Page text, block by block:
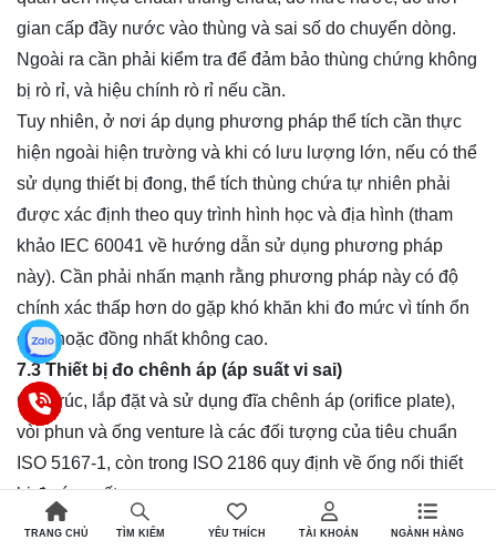
gian cấp đầy nước vào thùng và sai số do chuyển dòng.
Ngoài ra cần phải kiểm tra để đảm bảo thùng chứng không
bị rò rỉ, và hiệu chính rò rỉ nếu cần.
Tuy nhiên, ở nơi áp dụng phương pháp thể tích cần thực
hiện ngoài hiện trường và khi có lưu lượng lớn, nếu có thể
sử dụng thiết bị đong, thể tích thùng chứa tự nhiên phải
được xác định theo quy trình hình học và địa hình (tham
khảo IEC 60041 về hướng dẫn sử dụng phương pháp
này). Cần phải nhấn mạnh rằng phương pháp này có độ
chính xác thấp hơn do gặp khó khăn khi đo mức vì tính ổn
định hoặc đồng nhất không cao.
7.3 Thiết bị đo chênh áp (áp suất vi sai)
Cấu trúc, lắp đặt và sử dụng đĩa chênh áp (orifice plate),
vòi phun và ống venture là các đối tượng của tiêu chuẩn
ISO 5167-1, còn trong ISO 2186 quy định về ống nối thiết
bị đo áp suất.
Phải đặc biệt chú ý đến chiều dài tối thiểu của đường dẫn
TRANG CHỦ TÌM KIẾM YÊU THÍCH TÀI KHOẢN NGÀNH HÀNG